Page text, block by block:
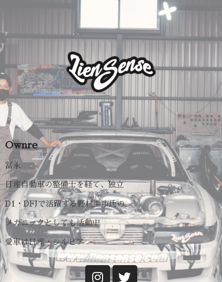
Ownre
冨永
日産自動車の整備士を経て、独立
D1・DFJで活躍する野村圭市氏の
メカニックとしても活動中
愛車は日産・シルビア